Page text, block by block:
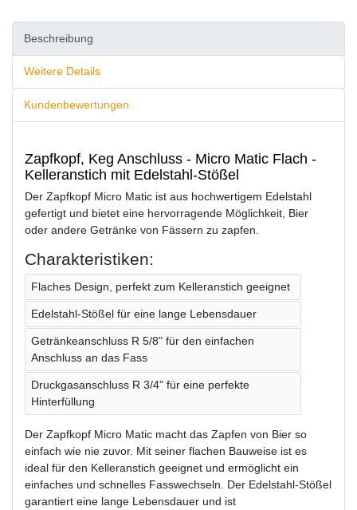
Beschreibung
Weitere Details
Kundenbewertungen
Zapfkopf, Keg Anschluss - Micro Matic Flach -
Kelleranstich mit Edelstahl-Stößel
Der Zapfkopf Micro Matic ist aus hochwertigem Edelstahl
gefertigt und bietet eine hervorragende Möglichkeit, Bier
oder andere Getränke von Fässern zu zapfen.
Charakteristiken:
Flaches Design, perfekt zum Kelleranstich geeignet
Edelstahl-Stößel für eine lange Lebensdauer
Getränkeanschluss R 5/8" für den einfachen
Anschluss an das Fass
Druckgasanschluss R 3/4" für eine perfekte
Hinterfüllung
Der Zapfkopf Micro Matic macht das Zapfen von Bier so
einfach wie nie zuvor. Mit seiner flachen Bauweise ist es
ideal für den Kelleranstich geeignet und ermöglicht ein
einfaches und schnelles Fasswechseln. Der Edelstahl-Stößel
garantiert eine lange Lebensdauer und ist